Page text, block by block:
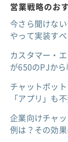
営業戦略のお
今さら聞けな
やって実装す
カスタマー・
が650のPJか
チャットボッ
「アプリ」も
企業向けチャ
例は？その効果